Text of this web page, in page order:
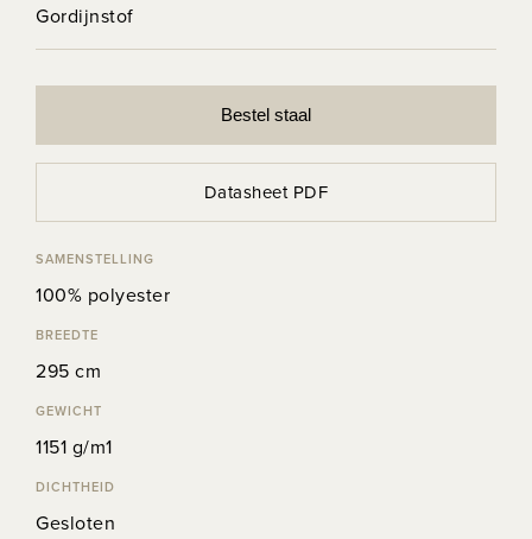
Gordijnstof
Bestel staal
Datasheet PDF
SAMENSTELLING
100% polyester
BREEDTE
295 cm
GEWICHT
1151 g/m1
DICHTHEID
Gesloten